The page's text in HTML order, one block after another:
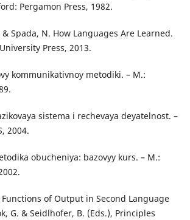
Pergamon Press, 1982.
Spada, N. How Languages Are Learned.
Press, 2013.
kommunikativnoy metodiki. – M.:
sistema i rechevaya deyatelnost. –
2004.
obucheniya: bazovyy kurs. – M.:
of Output in Second Language
G. & Seidlhofer, B. (Eds.), Principles